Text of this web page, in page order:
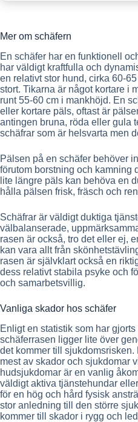
Maxersättning
Karenstid
Fast självrisk
Livförsäkring upphör
Livbeloppet sänks årligen
Livförsäkrings kan tecknas
till
Om ManyPets
Digital vård
Rabatter
Mer om schäfern
En schäfer har en funktionell
har väldigt kraftfulla och
en relativt stor hund, cirka 60-
stort. Tikarna är något kortare i
runt 55-60 cm i mankhöjd. En
eller kortare päls, oftast är
antingen bruna, röda eller gula
schäfrar som är helsvarta men
Pälsen på en schäfer behöver
förutom borstning och kamning
lite längre päls kan behöva en
hålla pälsen frisk, fräsch och
Schäfrar är väldigt duktiga
välbalanserade,
rasen är också, tro det eller ej,
kan vara allt från
rasen är självklart också en
dess relativt stabila psyke och
och samarbetsvillig.
Vanliga skador hos schäfer
Enligt en statistik som har
schäferrasen ligger lite över
det kommer till
mest av skador och sjukdomar
hudsjukdomar är en vanlig
väldigt aktiva tjänstehundar
för en hög och hård fysisk
stor anledning till den större
kommer till skador i rygg och